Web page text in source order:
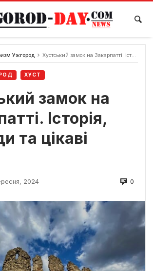
Ужгород Хустський замок на Закарпатті. Історія, легенди та цікаві факти
ХУСТ
замок на
Історія,
та цікаві
2024 0